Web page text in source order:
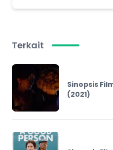
Terkait
Sinopsis
(2021)